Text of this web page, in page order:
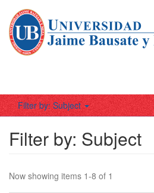
Filter by: Subject
Filter by: Subject
Now showing items 1-8 of 1